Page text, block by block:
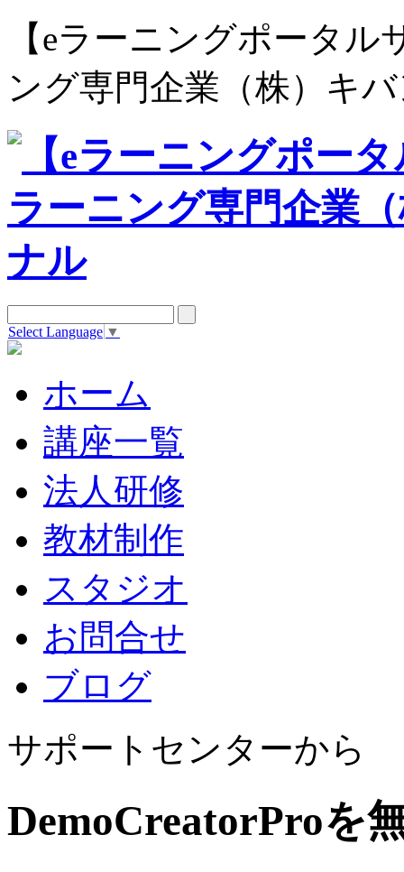
【eラーニングポータル
ング専門企業（株）キ
Select Language ▼
ホーム
講座一覧
法人研修
教材制作
スタジオ
お問合せ
ブログ
サポートセンターから
DemoCreatorProを